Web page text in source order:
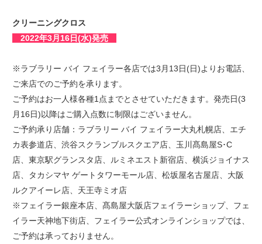
クリーニングクロス
2022年3月16日(水)発売
※ラブラリー バイ フェイラー各店では3月13日(日)よりお電話、
ご来店でのご予約を承ります。
ご予約はお一人様各種1点までとさせていただきます。発売日(3
月16日)以降はご購入点数に制限はございません。
ご予約承り店舗：ラブラリー バイ フェイラー大丸札幌店、エチ
カ表参道店、渋谷スクランブルスクエア店、玉川髙島屋S･C
店、東京駅グランスタ店、ルミネエスト新宿店、横浜ジョイナス
店、タカシマヤ ゲートタワーモール店、松坂屋名古屋店、大阪
ルクアイーレ店、天王寺ミオ店
※フェイラー銀座本店、髙島屋大阪店フェイラーショップ、フェ
イラー天神地下街店、フェイラー公式オンラインショップでは、
ご予約は承っておりません。